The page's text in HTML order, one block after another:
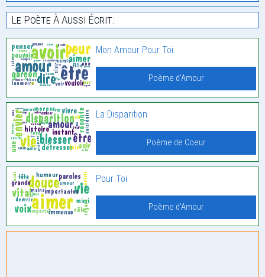
Le Poète À Aussi Écrit:
Mon Amour Pour Toi
Poème d'Amour
La Disparition
Poème de Coeur
Pour Toi
Poème d'Amour